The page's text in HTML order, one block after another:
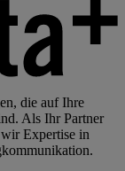
die auf Ihre
Als Ihr Partner
Expertise in